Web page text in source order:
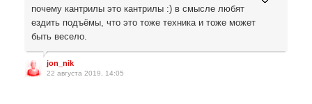
почему кантрилы это кантрилы :) в смысле любят
ездить подъёмы, что это тоже техника и тоже может
быть весело.
jon_nik
22 августа 2019, 14:05